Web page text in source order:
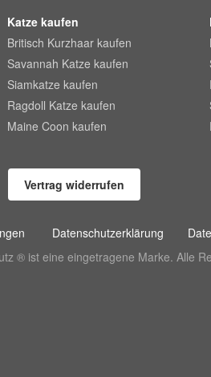
Katze kaufen
Britisch Kurzhaar kaufen
Savannah Katze kaufen
Siamkatze kaufen
Ragdoll Katze kaufen
Maine Coon kaufen
Vertrag widerrufen
Datenschutzerklärung
® ist eine eingetragene Marke. Alle